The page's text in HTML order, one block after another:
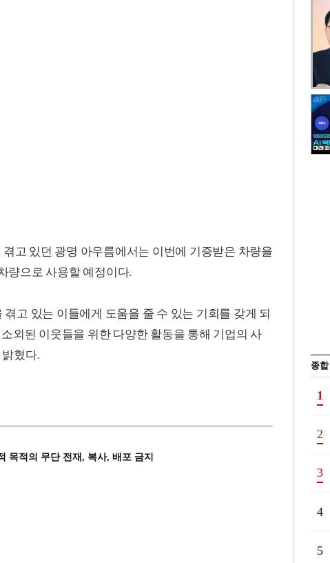
고 있던 광명 아우름에서는 이번에 기증받은 차량을
량으로 사용할 예정이다.
고 있는 이들에게 도움을 줄 수 있는 기회를 갖게 되
외된 이웃들을 위한 다양한 활동을 통해 기업의 사
혔다.
목적의 무단 전재, 복사, 배포 금지
종합
1
2
3
4
5